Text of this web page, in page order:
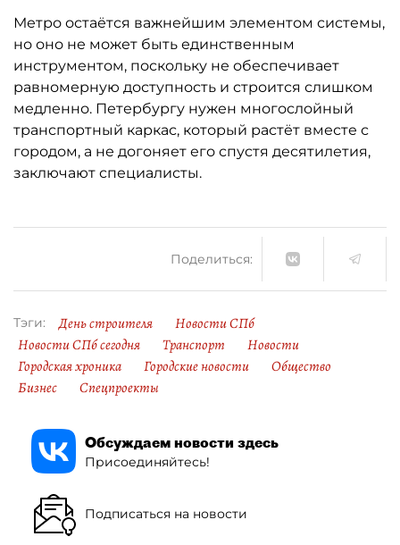
Метро остаётся важнейшим элементом системы,
но оно не может быть единственным
инструментом, поскольку не обеспечивает
равномерную доступность и строится слишком
медленно. Петербургу нужен многослойный
транспортный каркас, который растёт вместе с
городом, а не догоняет его спустя десятилетия,
заключают специалисты.
Поделиться:
Тэги: День строителя
Новости СПб
Новости СПб сегодня
Транспорт
Новости
Городская хроника
Городские новости
Общество
Бизнес
Спецпроекты
Обсуждаем новости здесь
Присоединяйтесь!
Подписаться на новости